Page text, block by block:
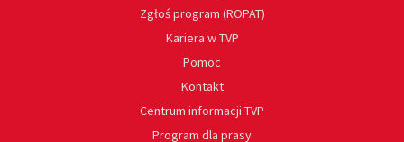
Zgłoś program (ROPAT)
Kariera w TVP
Pomoc
Kontakt
Centrum informacji TVP
Program dla prasy